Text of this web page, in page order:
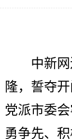
中新网
隆，誓夺
党派市委
勇争先、